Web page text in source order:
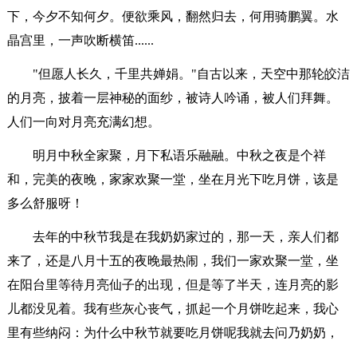
下，今夕不知何夕。便欲乘风，翻然归去，何用骑鹏翼。水
晶宫里，一声吹断横笛......
"但愿人长久，千里共婵娟。"自古以来，天空中那轮皎洁
的月亮，披着一层神秘的面纱，被诗人吟诵，被人们拜舞。
人们一向对月亮充满幻想。
明月中秋全家聚，月下私语乐融融。中秋之夜是个祥
和，完美的夜晚，家家欢聚一堂，坐在月光下吃月饼，该是
多么舒服呀！
去年的中秋节我是在我奶奶家过的，那一天，亲人们都
来了，还是八月十五的夜晚最热闹，我们一家欢聚一堂，坐
在阳台里等待月亮仙子的出现，但是等了半天，连月亮的影
儿都没见着。我有些灰心丧气，抓起一个月饼吃起来，我心
里有些纳闷：为什么中秋节就要吃月饼呢我就去问乃奶奶，